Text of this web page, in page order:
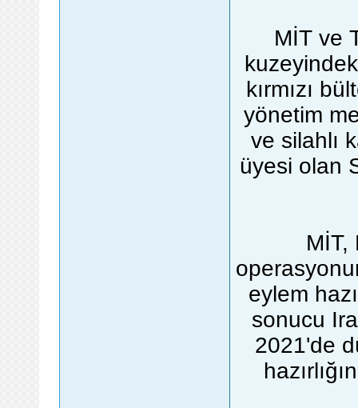
MİT ve
kırmızı
yönetim
ve silahlı
üyesi olan
MİT,
eylem
sonucu
2021'de